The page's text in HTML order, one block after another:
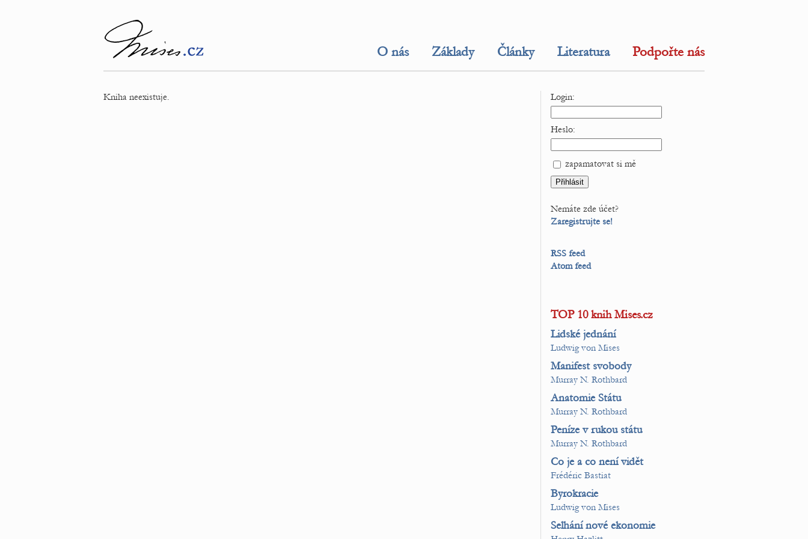
O nás Základy Články Literatura Podpořte nás
Kniha neexistuje. Login:
Heslo:
zapamatovat si mě
Nemáte zde účet?
Zaregistrujte se!
RSS feed
Atom feed
TOP 10 knih Mises.cz
Lidské jednání
Ludwig von Mises
Manifest svobody
Murray N. Rothbard
Anatomie Státu
Murray N. Rothbard
Peníze v rukou státu
Murray N. Rothbard
Co je a co není vidět
Frédéric Bastiat
Byrokracie
Ludwig von Mises
Selhání nové ekonomie